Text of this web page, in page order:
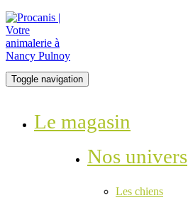
Toggle navigation
Le magasin
Nos univers
Les chiens